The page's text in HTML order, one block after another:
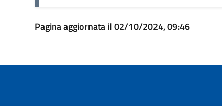
Pagina aggiornata il 02/10/2024, 09:46